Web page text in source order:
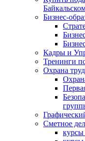
Бизнес-
Кадры и
Тренинги
Охрана
Сметное
курсы